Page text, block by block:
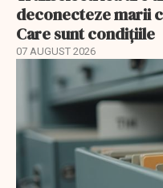
deconecteze marii
Care sunt condițiile
07 AUGUST 2026